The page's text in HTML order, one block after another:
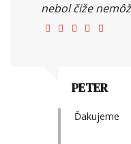
nebol čiže
PETER
Ďakujeme